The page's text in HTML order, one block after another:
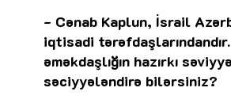
- Cənab Kaplun, İsrail
iqtisadi
əməkdaşlığın hazırkı
səciyyələndirə bilərsiniz?